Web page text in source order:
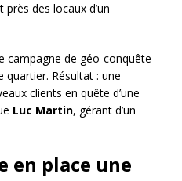
des locaux d’un
campagne de géo-conquête
Résultat : une
clients en quête d’une
Luc Martin, gérant d’un
en place une